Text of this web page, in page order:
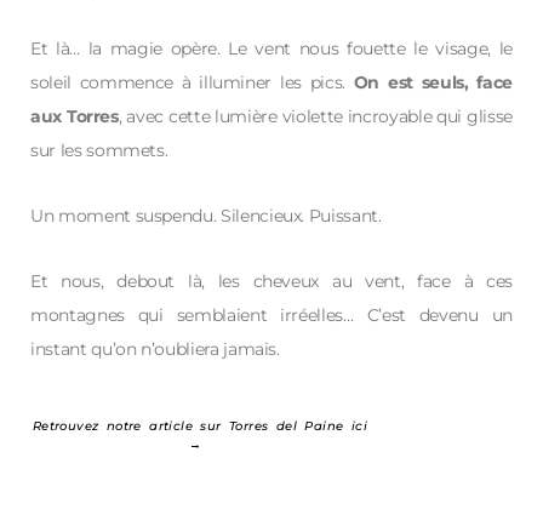
Et là… la magie opère. Le vent nous fouette le visage, le
soleil commence à illuminer les pics. On est seuls, face
aux Torres, avec cette lumière violette incroyable qui glisse
sur les sommets.
Un moment suspendu. Silencieux. Puissant.
Et nous, debout là, les cheveux au vent, face à ces
montagnes qui semblaient irréelles… C’est devenu un
instant qu’on n’oubliera jamais.
Retrouvez notre article sur Torres del Paine ici
→